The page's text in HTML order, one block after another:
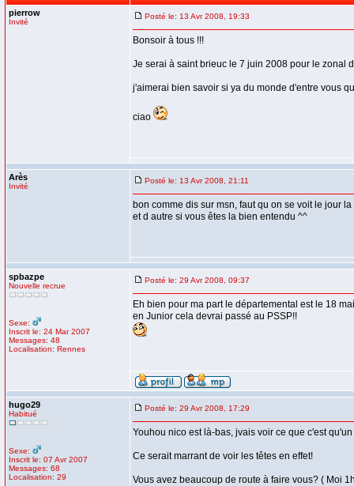
pierrow
Invité
Posté le: 13 Avr 2008, 19:33
Bonsoir à tous !!!
Je serai à saint brieuc le 7 juin 2008 pour le zonal
j'aimerai bien savoir si ya du monde d'entre vous
ciao
Arès
Invité
Posté le: 13 Avr 2008, 21:11
bon comme dis sur msn, faut qu on se voit le jour la
et d autre si vous êtes la bien entendu ^^
spbazpe
Nouvelle recrue
Sexe:
Inscrit le: 24 Mar 2007
Messages: 48
Localisation: Rennes
Posté le: 29 Avr 2008, 09:37
Eh bien pour ma part le départemental est le 18
en Junior cela devrai passé au PSSP!!
hugo29
Habitué
Sexe:
Inscrit le: 07 Avr 2007
Messages: 68
Localisation: 29
Posté le: 29 Avr 2008, 17:29
Youhou nico est là-bas, jvais voir ce que c'est
Ce serait marrant de voir les têtes en effet!
Vous avez beaucoup de route à faire vous? ( Moi